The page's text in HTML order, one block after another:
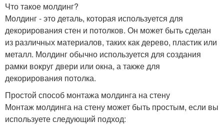
Что такое молдинг?
Молдинг - это деталь, которая используется для
декорирования стен и потолков. Он может быть сделан
из различных материалов, таких как дерево, пластик или
металл. Молдинг обычно используется для создания
рамки вокруг двери или окна, а также для
декорирования потолка.
Простой способ монтажа молдинга на стену
Монтаж молдинга на стену может быть простым, если вы
используете следующий подход: